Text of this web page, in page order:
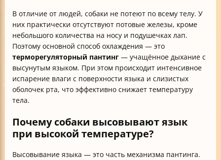
В отличие от людей, собаки не потеют по всему телу. У
них практически отсутствуют потовые железы, кроме
небольшого количества на носу и подушечках лап.
Поэтому основной способ охлаждения — это
терморегуляторный пантинг — учащённое дыхание с
высунутым языком. При этом происходит интенсивное
испарение влаги с поверхности языка и слизистых
оболочек рта, что эффективно снижает температуру
тела.
Почему собаки высовывают язык
при высокой температуре?
Высовывание языка — это часть механизма пантинга.